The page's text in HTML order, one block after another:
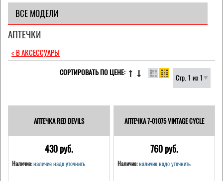
ВСЕ МОДЕЛИ
АПТЕЧКИ
< В АКСЕССУАРЫ
Стр. 1 из 1
СОРТИРОВАТЬ ПО ЦЕНЕ:
АПТЕЧКА RED DEVILS
430 pуб.
Наличие:наличие надо уточнить
АПТЕЧКА 7-01075 VINTAGE CYCLE
760 pуб.
Наличие: наличие надо уточнить